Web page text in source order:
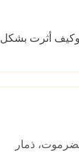
وكيف أثرت بشكل
، ذمار